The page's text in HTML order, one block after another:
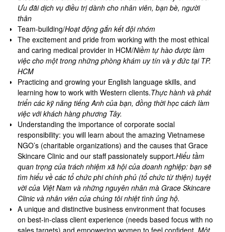
Ưu đãi dịch vụ điều trị dành cho nhân viên, bạn bè, người
thân
Team-building/Hoạt động gắn kết đội nhóm
The excitement and pride from working with the most ethical
and caring medical provider in HCM/Niềm tự hào được làm
việc cho một trong những phòng khám uy tín và y đức tại TP.
HCM
Practicing and growing your English language skills, and
learning how to work with Western clients.Thực hành và phát
triển các kỹ năng tiếng Anh của bạn, đồng thời học cách làm
việc với khách hàng phương Tây.
Understanding the importance of corporate social
responsibility: you will learn about the amazing Vietnamese
NGO’s (charitable organizations) and the causes that Grace
Skincare Clinic and our staff passionately support.Hiểu tầm
quan trọng của trách nhiệm xã hội của doanh nghiệp: bạn sẽ
tìm hiểu về các tổ chức phi chính phủ (tổ chức từ thiện) tuyệt
vời của Việt Nam và những nguyên nhân mà Grace Skincare
Clinic và nhân viên của chúng tôi nhiệt tình ủng hộ.
A unique and distinctive business environment that focuses
on best-in-class client experience (needs based focus with no
sales targets) and empowering women to feel confident. Một